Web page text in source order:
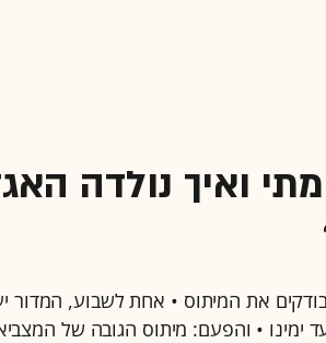
ואיך נולדה
את המיתוס • אחת לשבוע, המדור
ימינו • והפעם: מיתוס הגובה של